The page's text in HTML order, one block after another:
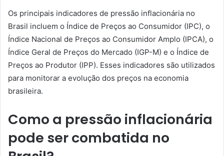
Os principais indicadores de pressão inflacionária no
Brasil incluem o Índice de Preços ao Consumidor (IPC), o
Índice Nacional de Preços ao Consumidor Amplo (IPCA), o
Índice Geral de Preços do Mercado (IGP-M) e o Índice de
Preços ao Produtor (IPP). Esses indicadores são utilizados
para monitorar a evolução dos preços na economia
brasileira.
Como a pressão inflacionária
pode ser combatida no